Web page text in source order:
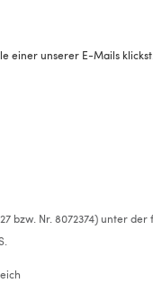
einer unserer E-Mails klickst.
bzw. Nr. 8072374) unter der